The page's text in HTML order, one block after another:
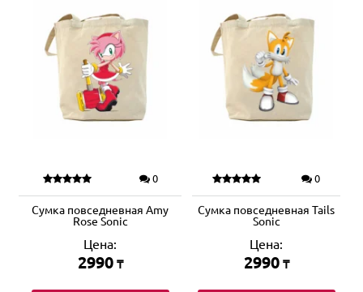
0
Сумка повседневная Amy
Rose Sonic
Цена:
2990 ₸
0
Сумка повседневная Tails
Sonic
Цена:
2990 ₸